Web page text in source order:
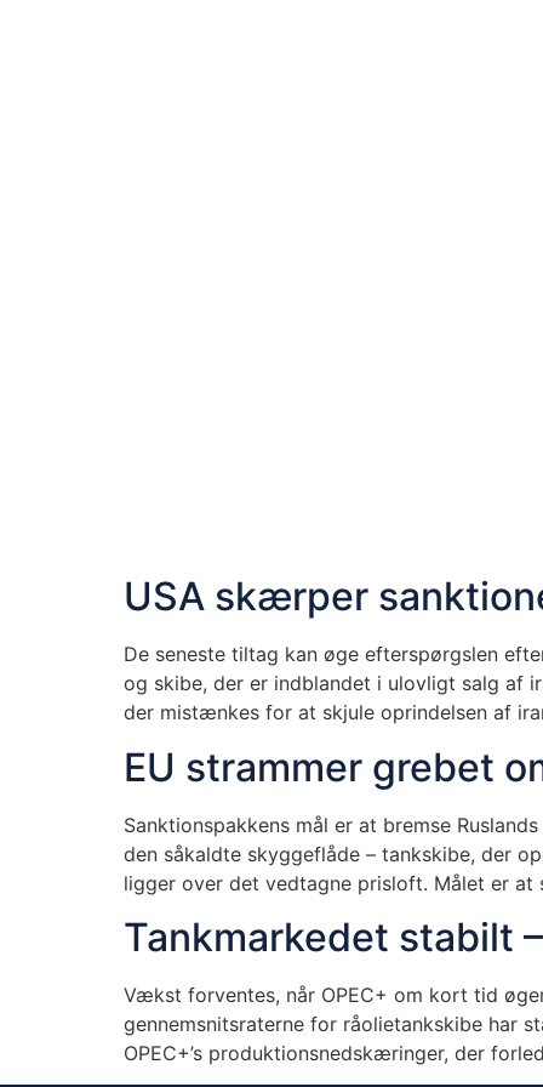
USA skærper
De seneste tiltag kan øge efterspørgslen
og skibe, der er indblandet i ulovligt salg af
der mistænkes for at skjule oprindelsen af
EU strammer grebet
Sanktionspakkens mål er at bremse
den såkaldte skyggeflåde – tankskibe, der
ligger over det vedtagne prisloft. Målet er
Tankmarkedet stabilt
Vækst forventes, når OPEC+ om kort tid
gennemsnitsraterne for råolietankskibe har
OPEC+’s produktionsnedskæringer, der